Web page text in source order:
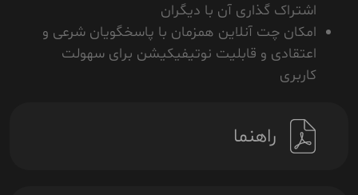
اشتراک گذاری آن با دیگران
امکان چت آنلاین همزمان با پاسخگویان شرعی و
اعتقادی و قابلیت نوتیفیکیشن برای سهولت
کاربری
راهنما